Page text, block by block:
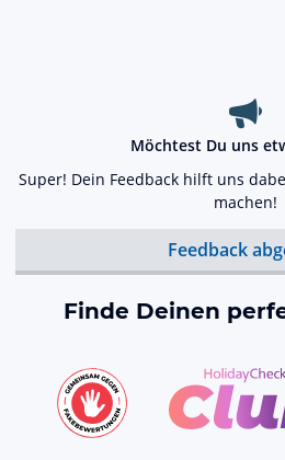
Möchtest Du uns
Super! Dein Feedback hilft uns
machen!
Feedback
Finde Deinen